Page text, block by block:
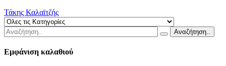
Τάκης Καλαϊτζής
Αναζήτηση..
Εμφάνιση καλαθιού